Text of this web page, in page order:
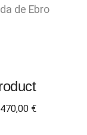
El
470,00 €El